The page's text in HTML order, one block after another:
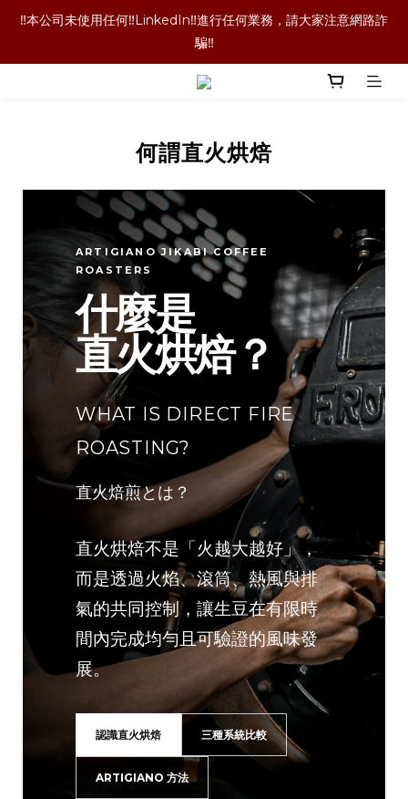
‼️本公司未使用任何‼️LinkedIn‼️進行任何業務，請大家注意網路詐
騙‼️
‼️本公司未使用任何‼️LinkedIn‼️進行任何業務，請大家注意網路詐
騙‼️
‼️咖啡豆喝完了！咖啡袋就丟掉嗎！當然不是囉！長期購買的老客
‼️單品咖啡任選二包9折優惠！買更多折扣越多喔‼️
‼️本公司未使用任何‼️LinkedIn‼️進行任何業務，請大家注意網路詐
騙‼️
何謂直火烘焙
ARTIGIANO JIKABI COFFEE
ROASTERS
什麼是
直火烘焙？
WHAT IS DIRECT FIRE
ROASTING?
直火焙煎とは？
直火烘焙不是「火越大越好」，
而是透過火焰、滾筒、熱風與排
氣的共同控制，讓生豆在有限時
間內完成均勻且可驗證的風味發
展。
認識直火烘焙 三種系統比較
ARTIGIANO 方法